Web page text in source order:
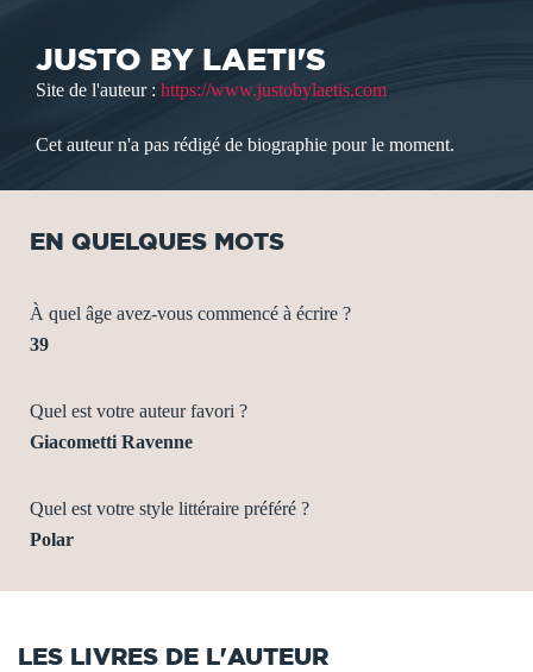
JUSTO BY LAETI'S
Site de l'auteur : https://www.justobylaetis.com
Cet auteur n'a pas rédigé de biographie pour le moment.
EN QUELQUES MOTS
À quel âge avez-vous commencé à écrire ?
39
Quel est votre auteur favori ?
Giacometti Ravenne
Quel est votre style littéraire préféré ?
Polar
LES LIVRES DE L'AUTEUR